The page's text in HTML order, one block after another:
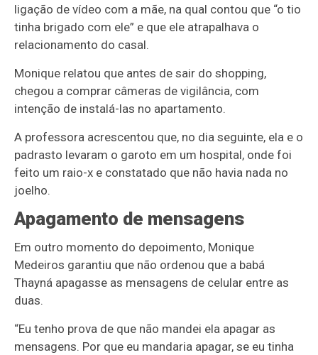
ligação de vídeo com a mãe, na qual contou que “o tio
tinha brigado com ele” e que ele atrapalhava o
relacionamento do casal.
Monique relatou que antes de sair do shopping,
chegou a comprar câmeras de vigilância, com
intenção de instalá-las no apartamento.
A professora acrescentou que, no dia seguinte, ela e o
padrasto levaram o garoto em um hospital, onde foi
feito um raio-x e constatado que não havia nada no
joelho.
Apagamento de mensagens
Em outro momento do depoimento, Monique
Medeiros garantiu que não ordenou que a babá
Thayná apagasse as mensagens de celular entre as
duas.
“Eu tenho prova de que não mandei ela apagar as
mensagens. Por que eu mandaria apagar, se eu tinha